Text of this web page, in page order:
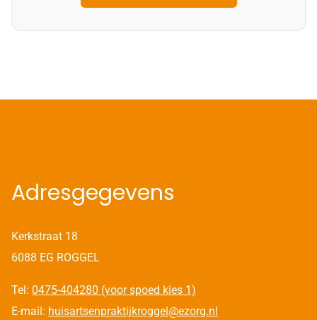
Adresgegevens
Kerkstraat 18
6088 EG ROGGEL
Tel: 0475-404280 (voor spoed kies 1)
E-mail: huisartsenpraktijkroggel@ezorg.nl